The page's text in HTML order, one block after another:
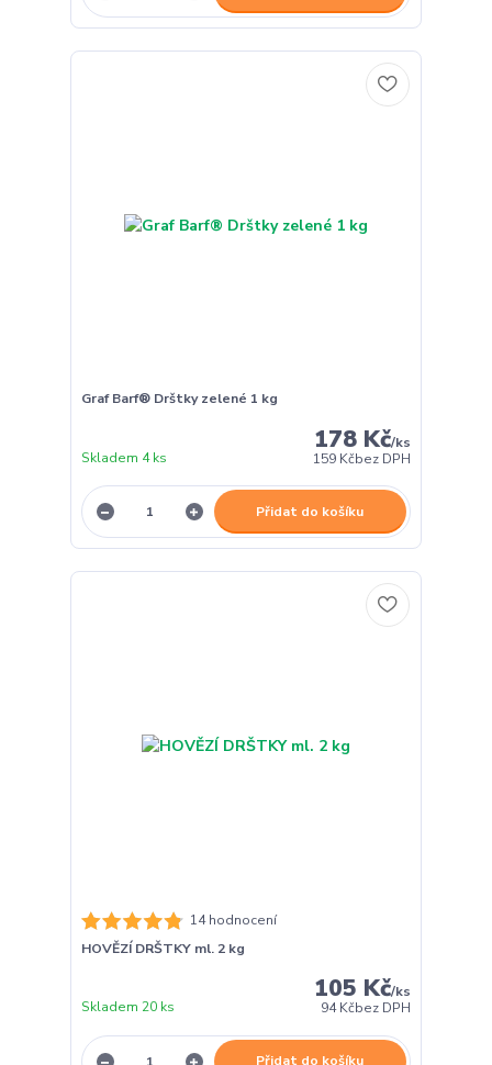
Graf Barf® Drštky zelené 1 kg
178 Kč/ks
159 Kčbez DPH
Skladem 4 ks
Přidat do košíku
14 hodnocení
HOVĚZÍ DRŠTKY ml. 2 kg
105 Kč/ks
94 Kčbez DPH
Skladem 20 ks
Přidat do košíku